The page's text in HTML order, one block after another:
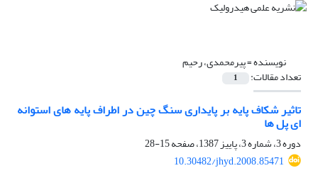
نویسنده =پیرمحمدی، رحیم
تعداد مقالات: 1
تاثیر شکاف پایه بر پایداری سنگ چین در اطراف پایه های استوانه
ای پل ها
دوره 3، شماره 3، پاییز 1387، صفحه
15-28
10.30482/jhyd.2008.85471